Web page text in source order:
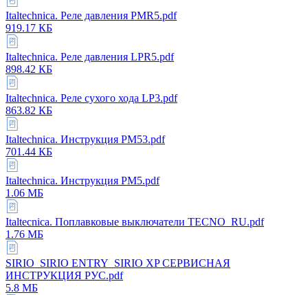
Italtechnica. Реле давления PMR5.pdf
919.17 КБ
Italtechnica. Реле давления LPR5.pdf
898.42 КБ
Italtechnica. Реле сухого хода LP3.pdf
863.82 КБ
Italtechnica. Инструкция PM53.pdf
701.44 КБ
Italtechnica. Инструкция PM5.pdf
1.06 МБ
Italtecnica. Поплавковые выключатели TECNO_RU.pdf
1.76 МБ
SIRIO_SIRIO ENTRY_SIRIO XP СЕРВИСНАЯ
ИНСТРУКЦИЯ РУС.pdf
5.8 МБ